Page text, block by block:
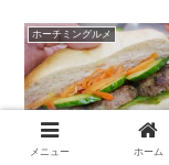
ホーチミングルメ
メニュー ホーム